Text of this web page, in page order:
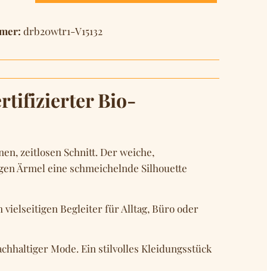
drb20wtr1-V15132
Bio-
zeitlosen Schnitt. Der weiche,
Ärmel eine schmeichelnde Silhouette
vielseitigen Begleiter für Alltag, Büro oder
Mode. Ein stilvolles Kleidungsstück